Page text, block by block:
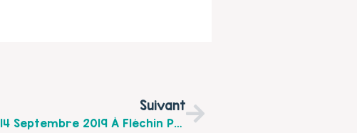
Suivant
L’Arrêt Création Vous Invites Le 14 Septembre 2019 À Fléchin Pour Les « Jardin En Fête »